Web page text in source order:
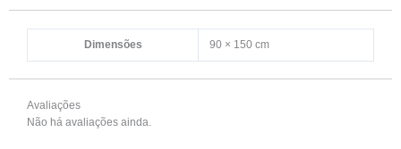
Dimensões 90 × 150 cm
Avaliações
Não há avaliações ainda.